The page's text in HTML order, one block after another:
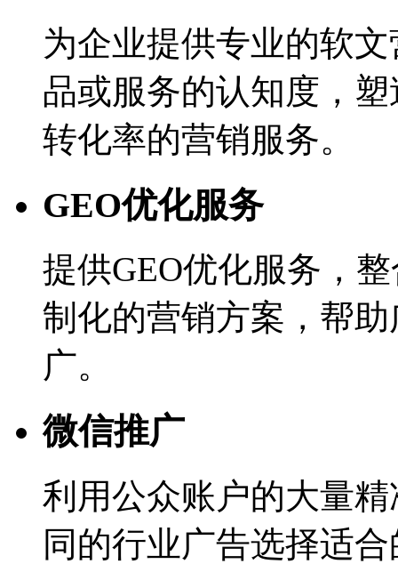
为企业提供专业的软
品或服务的认知度，
转化率的营销服务。
GEO优化服务
提供GEO优化服务，
制化的营销方案，帮
广。
微信推广
利用公众账户的大量
同的行业广告选择适